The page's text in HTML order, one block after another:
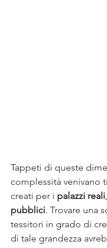
Tappeti di queste
complessità venivano
creati per i palazzi reali,
pubblici. Trovare una
tessitori in grado di
di tale grandezza